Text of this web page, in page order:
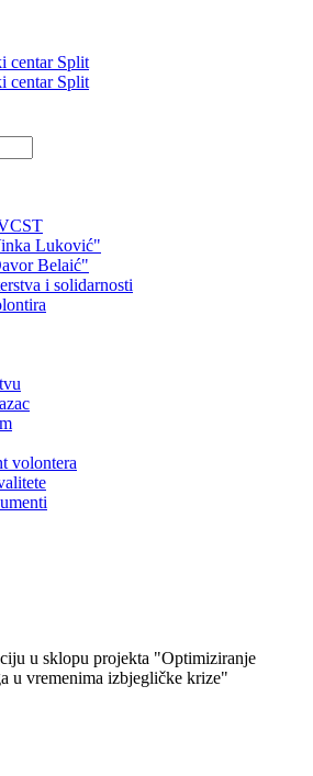
Luković"
Belaić"
i solidarnosti
volontera
u sklopu projekta "Optimiziranje
u vremenima izbjegličke krize"